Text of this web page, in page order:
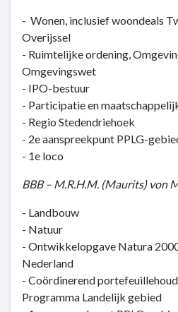
navigatie
Organisatie
Gedeputeerde
staten
- Wonen, inclusief woondeals
Overijssel
- Ruimtelijke ordening,
Omgevingswet
- IPO-bestuur
- Participatie en
- Regio Stedendriehoek
- 2e aanspreekpunt PPLG-
- 1e loco
BBB – M.R.H.M. (Maurits) von
- Landbouw
- Natuur
- Ontwikkelopgave Natura
Nederland
- Coördinerend
Programma Landelijk gebied